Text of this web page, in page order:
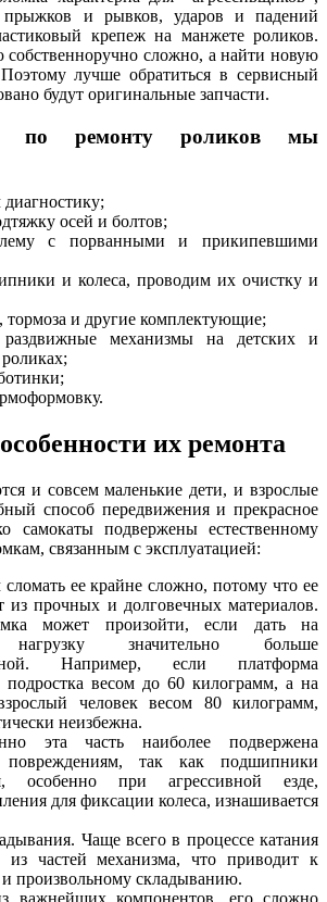
и рывков, ударов и падений
крепеж на манжете роликов.
собственноручно сложно, а найти новую
лучше обратиться в сервисный
будут оригинальные запчасти.
по ремонту роликов мы
осей и болтов;
с порванными и прикипевшими
и колеса, проводим их очистку и
и другие комплектующие;
раздвижные механизмы на детских и
их ремонта
и совсем маленькие дети, и взрослые
способ передвижения и прекрасное
самокаты подвержены естественному
связанным с эксплуатацией:
ее крайне сложно, потому что ее
из прочных и долговечных материалов.
может произойти, если дать на
нагрузку значительно больше
Например, если платформа
подростка весом до 60 килограмм, а на
человек весом 80 килограмм,
неизбежна.
эта часть наиболее подвержена
так как подшипники
особенно при агрессивной езде,
для фиксации колеса, изнашивается
Чаще всего в процессе катания
из частей механизма, что приводит к
произвольному складыванию.
важнейших компонентов, его сложно